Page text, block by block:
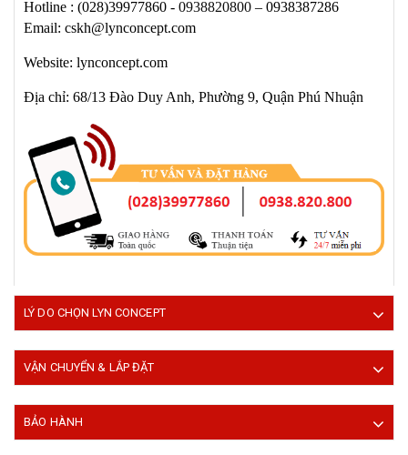
Hotline : (028)39977860 - 0938820800 – 0938387286
Email: cskh@lynconcept.com
Website: lynconcept.com
Địa chỉ: 68/13 Đào Duy Anh, Phường 9, Quận Phú Nhuận
LÝ DO CHỌN LYN CONCEPT
VẬN CHUYỂN & LẮP ĐẶT
BẢO HÀNH